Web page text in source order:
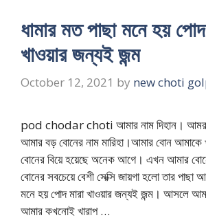
ধামার মত পাছা মনে হয় পোদ
খাওয়ার জন্যই জন্ম
October 12, 2021 by new choti
pod chodar choti আমার নাম দিহান।
আমার বড় বোনের নাম মারিহা।আমার বোন
বোনের বিয়ে হয়েছে অনেক আগে। এখন আমার
বোনের সবচেয়ে বেশী সেক্সি জায়গা হলো তার পাছা
মনে হয় পোদ মারা খাওয়ার জন্যই জন্ম। আসলে
আমার কখনোই খারাপ …